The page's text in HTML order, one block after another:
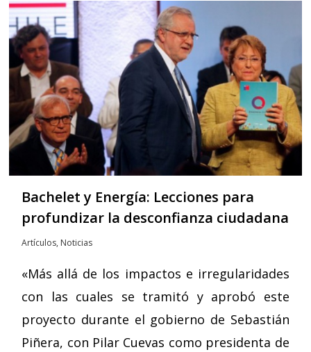
Bachelet y Energía: Lecciones para
profundizar la desconfianza ciudadana
Artículos, Noticias
«Más allá de los impactos e irregularidades
con las cuales se tramitó y aprobó este
proyecto durante el gobierno de Sebastián
Piñera, con Pilar Cuevas como presidenta de